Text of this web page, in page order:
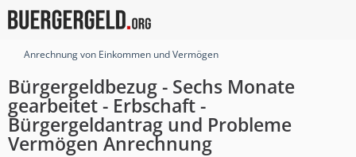
Anrechnung von Einkommen und Vermögen
Bürgergeldbezug - Sechs Monate
gearbeitet - Erbschaft -
Bürgergeldantrag und Probleme
Vermögen Anrechnung